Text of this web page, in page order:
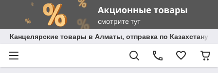
Канцелярские товары в Алматы, отправка по Казахстану.